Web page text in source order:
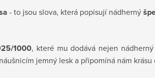
- to jsou slova, která popisují nádherný
1000, které mu dodává nejen
jemný lesk a připomíná nám